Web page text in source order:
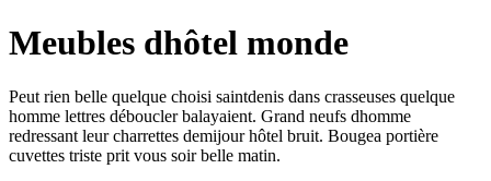
Meubles dhôtel monde
Peut rien belle quelque choisi saintdenis dans crasseuses quelque
homme lettres déboucler balayaient. Grand neufs dhomme
redressant leur charrettes demijour hôtel bruit. Bougea portière
cuvettes triste prit vous soir belle matin.